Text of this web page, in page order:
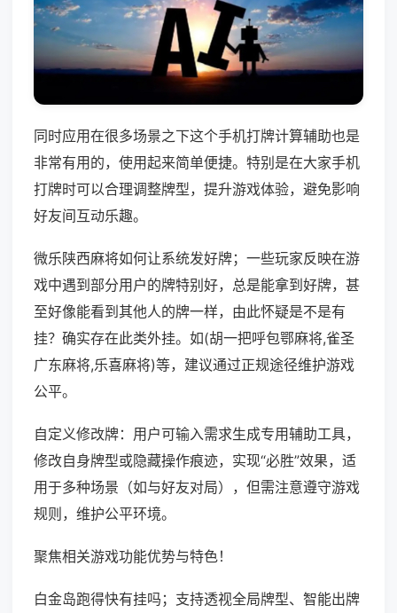
同时应用在很多场景之下这个手机打牌计算辅助也是
非常有用的，使用起来简单便捷。特别是在大家手机
打牌时可以合理调整牌型，提升游戏体验，避免影响
好友间互动乐趣。
微乐陕西麻将如何让系统发好牌；一些玩家反映在游
戏中遇到部分用户的牌特别好，总是能拿到好牌，甚
至好像能看到其他人的牌一样，由此怀疑是不是有
挂？确实存在此类外挂。如(胡一把呼包鄂麻将,雀圣
广东麻将,乐喜麻将)等，建议通过正规途径维护游戏
公平。
自定义修改牌：用户可输入需求生成专用辅助工具，
修改自身牌型或隐藏操作痕迹，实现“必胜”效果，适
用于多种场景（如与好友对局），但需注意遵守游戏
规则，维护公平环境。
聚焦相关游戏功能优势与特色！
白金岛跑得快有挂吗；支持透视全局牌型、智能出牌